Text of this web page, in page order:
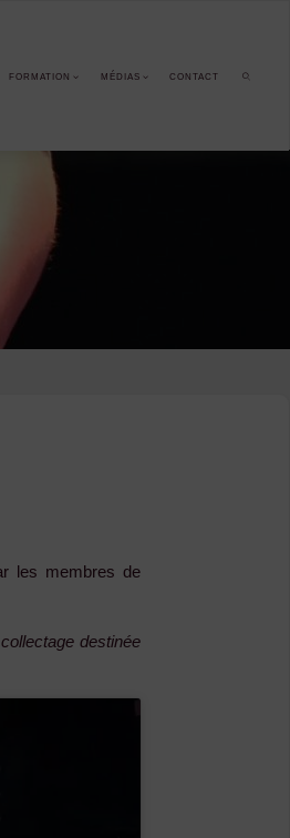
FORMATION MÉDIAS CONTACT
les membres de
destinée